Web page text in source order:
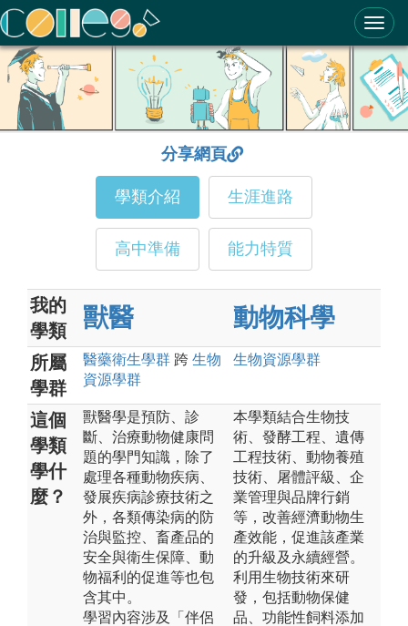
ColleGo! 大學選才與高中育才輔助系統
分享網頁
學類介紹 生涯進路
高中準備 能力特質
我的
學類
獸醫 動物科學
所屬
學群
醫藥衛生學群 跨 生物
資源學群
生物資源學群
這個
學類
學什
麼？
獸醫學是預防、診
斷、治療動物健康問
題的學門知識，除了
處理各種動物疾病、
發展疾病診療技術之
外，各類傳染病的防
治與監控、畜產品的
安全與衛生保障、動
物福利的促進等也包
含其中。
學習內容涉及「伴侶
本學類結合生物技
術、發酵工程、遺傳
工程技術、動物養殖
技術、屠體評級、企
業管理與品牌行銷
等，改善經濟動物生
產效能，促進該產業
的升級及永續經營。
利用生物技術來研
發，包括動物保健
品、功能性飼料添加